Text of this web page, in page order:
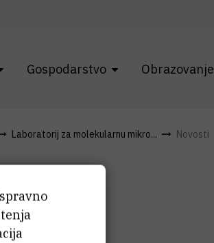
Gospodarstvo Obrazovanje
Laboratorij za molekularnu mikro... Novosti